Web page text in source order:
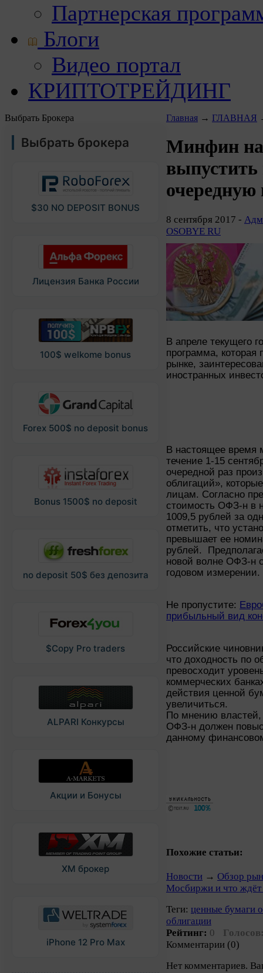
Партнерская
Блоги
Видео портал
КРИПТОТРЕЙДИНГ
Выбрать Брокера
Выбрать брокера
$30 NO DEPOSIT BONUS
Лицензия Банка России
100$ welkome bonus
Forex 500$ no deposit bonus
Bonus 1500$ no deposit
no deposit 50$ без депозита
$Copy Pro traders
ALPARI Конкурсы
Акции и Бонусы
XM брокер
iPhone 12 Pro Max
Главная → ГЛАВНАЯ
Минфин
8 сентября 2017 -
OSOBYE RU
В апреле текущего
программа,
рынке,
иностранных
В настоящее время
течение 1-15
очередной раз
облигаций»,
лицам. Согласно
стоимость ОФЗ-н в
1009,5 рублей за
отметить, что
превышает ее
рублей.
новой волне ОФЗ-н
годовом измерении.
Не пропустите:
прибыльный вид
Российские
что доходность по
превосходит
коммерческих
действия ценной
увеличиться.
По мнению властей,
ОФЗ-н должен
данному
Похожие статьи:
Новости → Обзор
Мосбиржи и что ждёт
Теги: ценные бумаги
облигации
Рейтинг: 0
Комментарии (0)
Нет комментариев.